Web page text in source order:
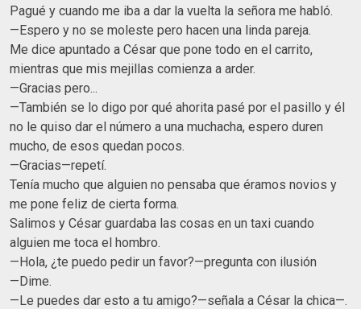
Pagué y cuando me iba a dar la vuelta la señora me habló.
—Espero y no se moleste pero hacen una linda pareja.
Me dice apuntado a César que pone todo en el carrito,
mientras que mis mejillas comienza a arder.
—Gracias pero...
—También se lo digo por qué ahorita pasé por el pasillo y él
no le quiso dar el número a una muchacha, espero duren
mucho, de esos quedan pocos.
—Gracias—repetí.
Tenía mucho que alguien no pensaba que éramos novios y
me pone feliz de cierta forma.
Salimos y César guardaba las cosas en un taxi cuando
alguien me toca el hombro.
—Hola, ¿te puedo pedir un favor?—pregunta con ilusión
—Dime.
—Le puedes dar esto a tu amigo?—señala a César la chica—.